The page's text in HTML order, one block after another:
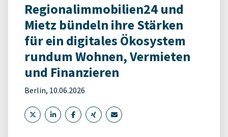
Regionalimmobilien24 und
Mietz bündeln ihre Stärken
für ein digitales Ökosystem
rundum Wohnen, Vermieten
und Finanzieren
Berlin, 10.06.2026